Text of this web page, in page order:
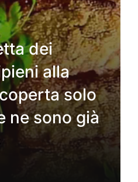
dei
alla
solo
ne sono già